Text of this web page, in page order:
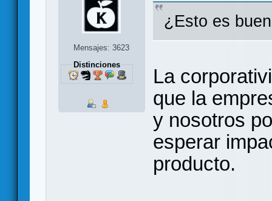
Mensajes: 3623
Distinciones
¿Esto es
La
que la
y nosotros
esperar
producto.